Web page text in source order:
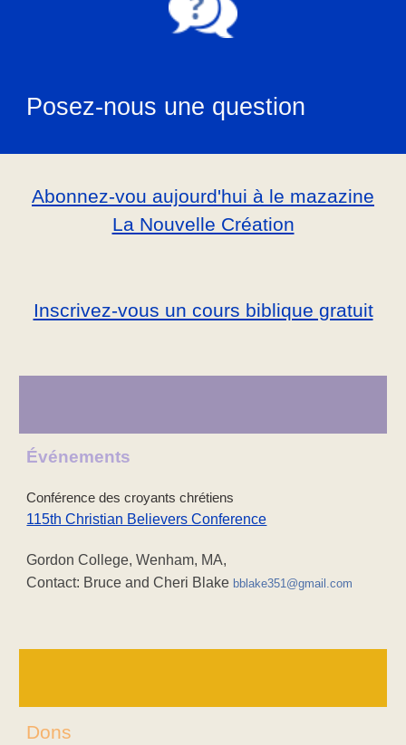
Posez-nous une question
Abonnez-vou aujourd'hui à le mazazine
La Nouvelle Création
Inscrivez-vous un cours biblique gratuit
Événements
Conférence des croyants chrétiens
115th Christian Believers Conference
Gordon College, Wenham, MA,
Contact: Bruce and Cheri Blake bblake351@gmail.com
Dons